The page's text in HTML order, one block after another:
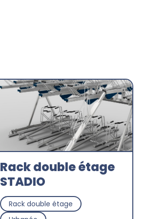
Rack double étage
STADIO
Rack double étage